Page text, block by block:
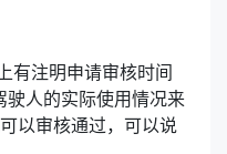
有注明申请审核时间
驶人的实际使用情况来
以审核通过，可以说